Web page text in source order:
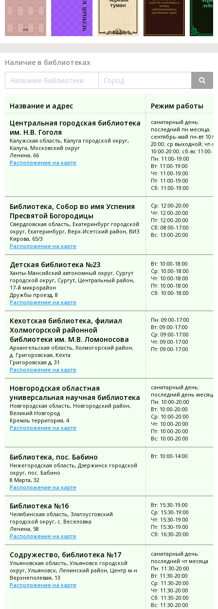
Наличие в библиотеках
Название и адрес
Режим работы
Центральная городская библиотека
им. Н.В. Гоголя
Калужская область, Калуга городской округ,
Калуга, Московский округ
Ленина, 66
Расположение на карте
санитарный день:
последний пн месяца;
сентябрь-май пн-вт
20:00; ср выходной; чт-пт
10:00-20:00; сб-вс 11:00-
Пн: 11:00-19:00
Вт: 11:00-19:00
Чт: 11:00-19:00
Пт: 11:00-19:00
Сб: 11:00-19:00
Библиотека, Собор во имя Успения
Пресвятой Богородицы
Свердловская область, Екатеринбург городской
округ, Екатеринбург, Верх-Исетский район, ВИЗ
Кирова, 65/3
Расположение на карте
Ср: 12:00-20:00
Чт: 12:00-20:00
Пт: 12:00-20:00
Сб: 08:00-17:00
Вс: 13:00-20:00
Детская библиотека №23
Ханты-Мансийский автономный округ, Сургут
городской округ, Сургут, Центральный район,
17-й микрорайон
Дружбы проезд, 8
Расположение на карте
Вт: 10:00-18:00
Ср: 10:00-18:00
Чт: 10:00-18:00
Пт: 10:00-18:00
Сб: 10:00-18:00
Кехотская библиотека, филиал
Холмогорской районной
библиотеки им. М.В. Ломоносова
Архангельская область, Холмогорский район,
д. Григоровская, Кехта
Григоровская д, 31
Расположение на карте
Пн: 09:00-17:00
Вт: 09:00-17:00
Ср: 09:00-17:00
Чт: 09:00-17:00
Пт: 09:00-17:00
Новгородская областная
универсальная научная библиотека
Новгородская область, Новгородский район,
Великий Новгород
Кремль территория, 4
Расположение на карте
санитарный день:
последний день месяца
Пн: 10:00-20:00
Вт: 10:00-20:00
Ср: 10:00-20:00
Чт: 10:00-20:00
Пт: 10:00-20:00
Вс: 10:00-20:00
Библиотека, пос. Бабино
Нижегородская область, Дзержинск городской
округ, пос. Бабино
8 Марта, 32
Расположение на карте
Вт: 10:00-14:00
Библиотека №16
Челябинская область, Златоустовский
городской округ, с. Веселовка
Ленина, 58
Расположение на карте
Вт: 15:30-19:00
Ср: 15:30-19:00
Чт: 15:30-19:00
Пт: 15:30-19:00
Сб: 16:30-20:00
Содружество, библиотека №17
Ульяновская область, Ульяновск городской
округ, Ульяновск, Ленинский район, Центр м-н
Верхнеполевая, 13
Расположение на карте
санитарный день:
последний чт месяца
Пн: 11:30-20:00
Вт: 11:30-20:00
Ср: 11:30-20:00
Чт: 11:30-20:00
Сб: 11:30-20:00
Вс: 11:30-20:00